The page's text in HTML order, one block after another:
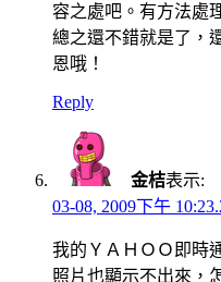
容之處吧。有方法處
總之還不錯就是了，
恩哦！
Reply
金桔表示:
03-08, 2009下午
我的ＹＡＨＯＯ即時
照片也顯示不出來，